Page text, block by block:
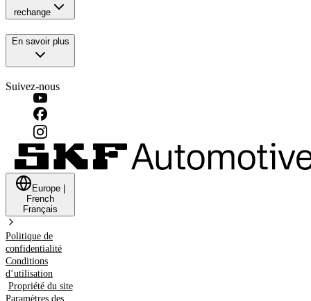
rechange
En savoir plus
Suivez-nous
Europe
French
Français
Politique de
confidentialité
Conditions
d’utilisation
Propriété du site
Paramètres des